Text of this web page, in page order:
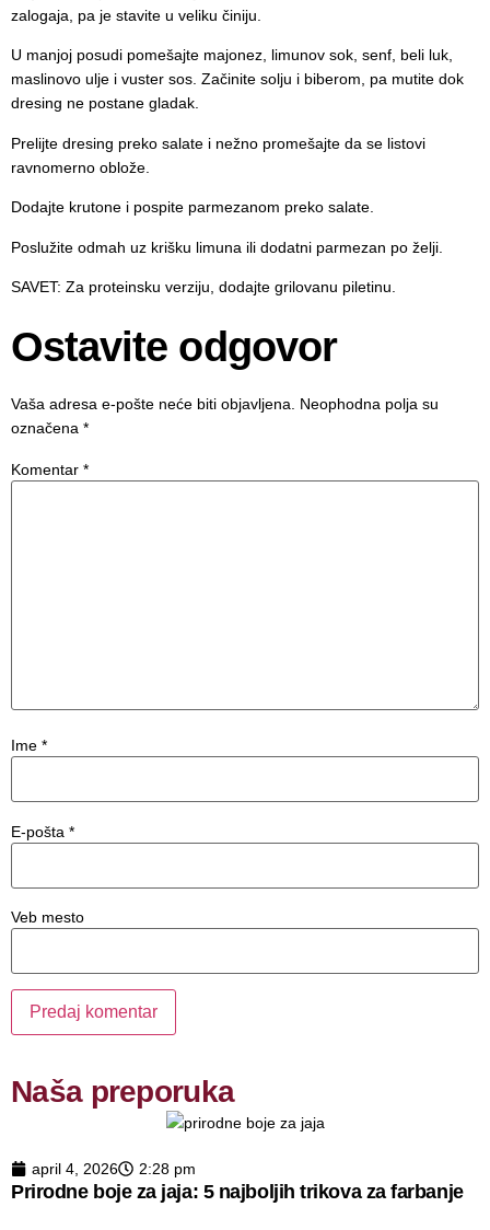
zalogaja, pa je stavite u veliku činiju.
U manjoj posudi pomešajte majonez, limunov sok, senf, beli luk,
maslinovo ulje i vuster sos. Začinite solju i biberom, pa mutite dok
dresing ne postane gladak.
Prelijte dresing preko salate i nežno promešajte da se listovi
ravnomerno oblože.
Dodajte krutone i pospite parmezanom preko salate.
Poslužite odmah uz krišku limuna ili dodatni parmezan po želji.
SAVET: Za proteinsku verziju, dodajte grilovanu piletinu.
Ostavite odgovor
Vaša adresa e-pošte neće biti objavljena. Neophodna polja su
označena *
Komentar *
Ime *
E-pošta *
Veb mesto
Naša preporuka
april 4, 2026 2:28 pm
Prirodne boje za jaja: 5 najboljih trikova za farbanje